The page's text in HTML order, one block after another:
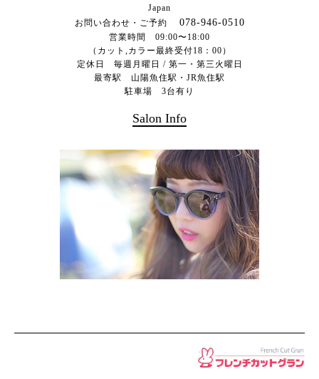
Japan
お問い合わせ・ご予約 078-946-0510
営業時間 09:00〜18:00
（カット,カラー最終受付18：00）
定休日 毎週月曜日 / 第一・第三火曜日
最寄駅 山陽魚住駅・JR魚住駅
駐車場 3台有り
Salon Info